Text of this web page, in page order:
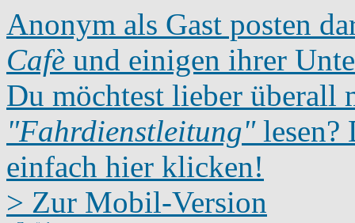
Anonym als Gast posten
Cafè und einigen ihrer
Du möchtest lieber überall
"Fahrdienstleitung"lesen?
einfach hier klicken!
> Zur Mobil-Version